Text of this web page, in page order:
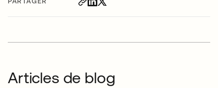
Articles de blog